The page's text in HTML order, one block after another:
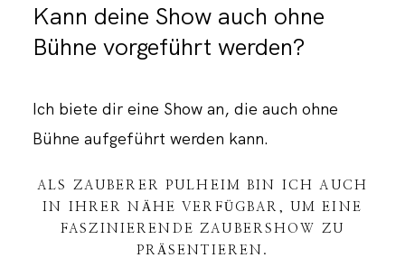
Kann deine Show auch ohne
Bühne vorgeführt werden?
Ich biete dir eine Show an, die auch ohne
Bühne aufgeführt werden kann.
ALS ZAUBERER PULHEIM BIN ICH AUCH
IN IHRER NÄHE VERFÜGBAR, UM EINE
FASZINIERENDE ZAUBERSHOW ZU
PRÄSENTIEREN.